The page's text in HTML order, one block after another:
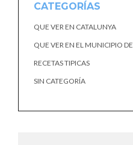
CATEGORÍAS
QUE VER EN CATALUNYA
QUE VER EN EL MUNICIPIO DE
RECETAS TIPICAS
SIN CATEGORÍA